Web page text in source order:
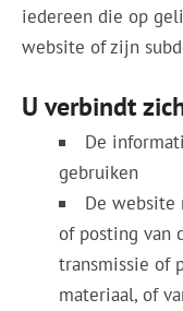
iedereen die op
website of zijn
U verbindt
De
gebruiken
De website
of posting van
transmissie of
materiaal, of